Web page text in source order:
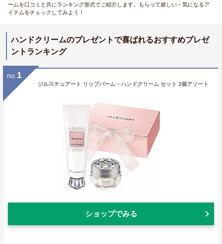
ームを口コミと共にランキング形式でご紹介します。もらって嬉しい・気になるア
イテムをチェックしてみよう！
ハンドクリームのプレゼントで喜ばれるおすすめプレゼ
ントランキング
no. 1
ジルスチュアート リップバーム・ハンドクリーム セット 2個アソート
ショップでみる